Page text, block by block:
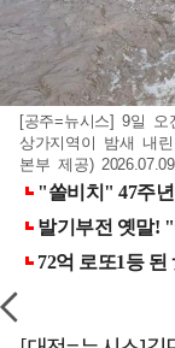
[공주=뉴시스] 9일
상가지역이 밤새 내
본부 제공)